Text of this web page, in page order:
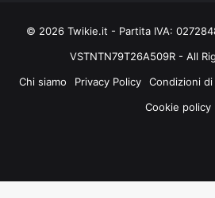
© 2026 Twikie.it - Partita IVA:
VSTNTN79T26A509R - All
Chi siamo
Privacy Policy Condizioni
Cookie policy